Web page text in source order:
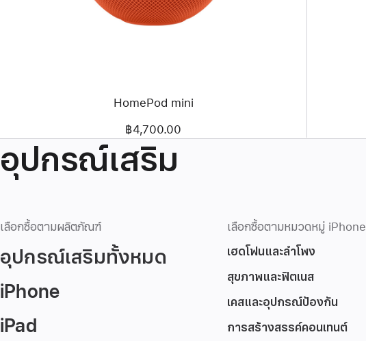
HomePod mini
฿4,700.00
อุปกรณ์เสริม
เลือกซื้อตามผลิตภัณฑ์
อุปกรณ์เสริมทั้งหมด
iPhone
iPad
เลือกซื้อตามหมวดหมู่ iPhone
เฮดโฟนและลำโพง
สุขภาพและฟิตเนส
เคสและอุปกรณ์ป้องกัน
การสร้างสรรค์คอนเทนต์